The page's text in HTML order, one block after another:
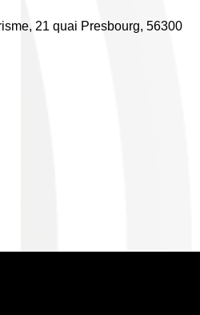
21 quai Presbourg, 56300